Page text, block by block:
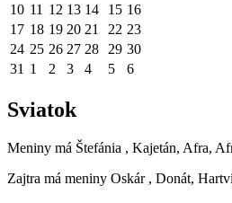
10 11 12 13 14 15 16
17 18 19 20 21 22 23
24 25 26 27 28 29 30
31 1 2 3 4 5 6
Sviatok
Meniny má Štefánia , Kajetán, Afra,
Zajtra má meniny Oskár , Donát,